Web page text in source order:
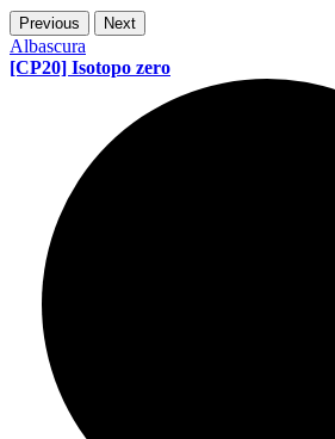
Previous Next
Albascura
[CP20] Isotopo zero